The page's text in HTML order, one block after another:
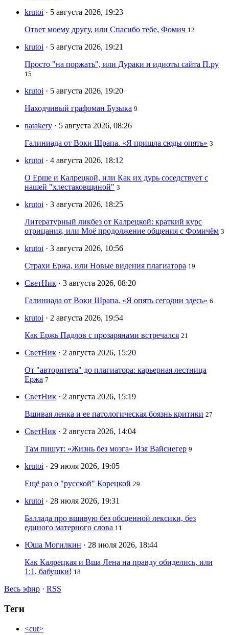
krutoi · 5 августа 2026, 19:23
Ответ моему другу, или Спасибо тебе, Фомич 12
krutoi · 5 августа 2026, 19:21
Просто "на поржать", или Дураки и идиоты сайта П.ру
15
krutoi · 5 августа 2026, 19:20
Находчивый графоман Бузыка 9
natakery · 5 августа 2026, 08:26
Галиниада от Воки Шрапа. «Я пришла сюды опять» 3
krutoi · 4 августа 2026, 18:12
О Ерше и Калрецкой, или Как их дурь соседствует с
нашей "хлестаковщиной" 3
krutoi · 3 августа 2026, 18:25
Литературный ликбез от Калрецкой: краткий курс
отрицания, или Моё продолжение общения с Фомичём 3
krutoi · 3 августа 2026, 10:56
Страхи Ержа, или Новые видения плагиатора 19
СветНик · 3 августа 2026, 08:20
Галиниада от Воки Шрапа. «Я опять сегодни здесь» 6
krutoi · 2 августа 2026, 19:54
Как Ержь Падлов с прозарянами встречался 21
СветНик · 2 августа 2026, 15:20
От "авторитета" до плагиатора: карьерная лестница
Ержа 7
СветНик · 2 августа 2026, 15:19
Вшивая ленка и ее патологическая боязнь критики 27
СветНик · 2 августа 2026, 14:04
Там пишут: «Жизнь без мозга» Изя Вайснегер 9
krutoi · 29 июля 2026, 19:05
Ещё раз о "русской" Корецкой 29
krutoi · 28 июля 2026, 19:31
Баллада про вшивую без обсценной лексики, без
единого матерного слова 11
Юша Могилкин · 28 июля 2026, 18:44
Как Калрецкая и Вша Лена на правду обиделись, или
1:1, бабушки! 18
Весь эфир · RSS
Теги
<cut>